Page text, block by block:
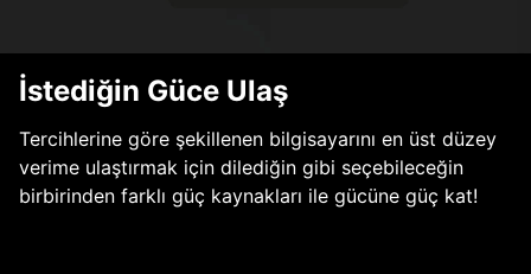
İstediğin Güce Ulaş
Tercihlerine göre şekillenen bilgisayarını en üst düzey
verime ulaştırmak için dilediğin gibi seçebileceğin
birbirinden farklı güç kaynakları ile gücüne güç kat!